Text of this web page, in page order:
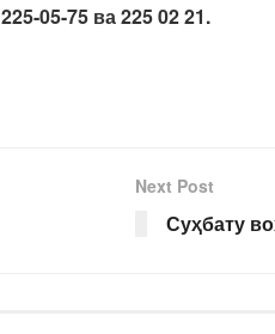
225-05-75 ва 225 02 21.
Next Post
Суҳбату